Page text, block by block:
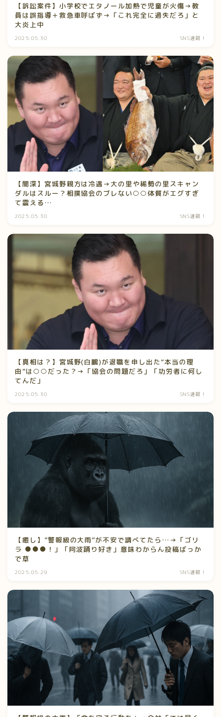
【訴訟案件】小学校でエタノール加熱で児童が火傷→教
員は誤指導＋救急車呼ばず→「これ完全に過失だろ」と
大炎上中
2025.05.30 SNS速報！
【闇深】宮城野親方は冷遇→大の里や稀勢の里スキャン
ダルはスルー？相撲協会のブレない○○体質がエグすぎ
て震える…
2025.05.30 SNS速報！
【真相は？】宮城野(白鵬)が退職を申し出た“本当の理
由”は○○だった？→「協会の問題だろ」「功労者に何し
てんだ」
2025.05.30 SNS速報！
【癒し】”警報級の大雨”が不安で調べてたら…→「ゴリ
ラ ●●●！」「阿波踊り好き」意味わからん投稿ばっか
で草
2025.05.29 SNS速報！